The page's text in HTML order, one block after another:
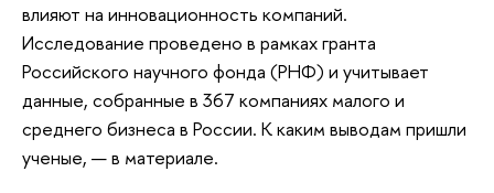
влияют на инновационность компаний.
Исследование проведено в рамках гранта
Российского научного фонда (РНФ) и учитывает
данные, собранные в 367 компаниях малого и
среднего бизнеса в России. К каким выводам пришли
ученые, — в материале.